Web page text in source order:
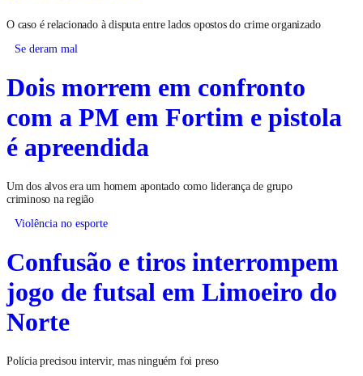
O caso é relacionado à disputa entre lados opostos do crime organizado
Se deram mal
Dois morrem em confronto
com a PM em Fortim e pistola
é apreendida
Um dos alvos era um homem apontado como liderança de grupo
criminoso na região
Violência no esporte
Confusão e tiros interrompem
jogo de futsal em Limoeiro do
Norte
Polícia precisou intervir, mas ninguém foi preso